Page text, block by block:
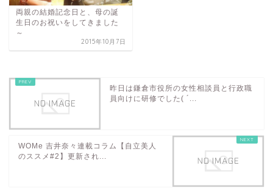
両親の結婚記念日と、母の誕
生日のお祝いをしてきました
～
2015年10月7日
昨日は鎌倉市役所の女性相談員と行政職
員向けに研修でした( ´...
WOMe 吉井奈々連載コラム【自立美人
のススメ#2】更新され...